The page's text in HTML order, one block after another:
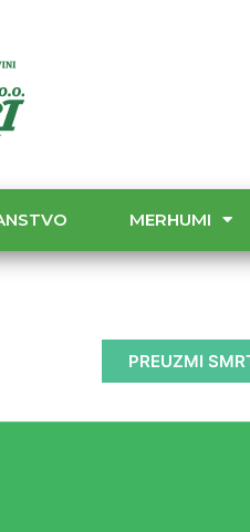
MERHUMI
PREUZMI